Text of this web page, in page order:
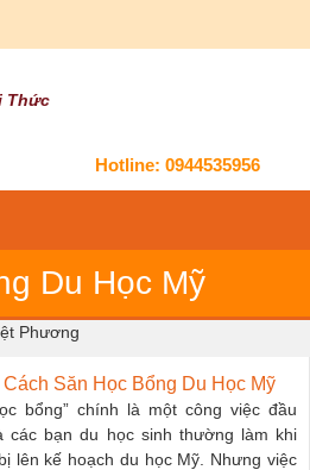
Thức
Hotline: 0944535956
Du Học Mỹ
Phương
Cách Săn Học Bổng Du Học Mỹ
bổng” chính là một công việc đầu
các bạn du học sinh thường làm khi
lên kế hoạch du học Mỹ. Nhưng việc